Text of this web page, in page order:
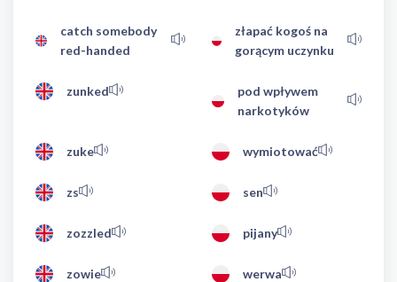
catch somebody
red-handed
złapać kogoś na
gorącym uczynku
zunked
pod wpływem
narkotyków
zuke wymiotować
zs sen
zozzled pijany
zowie werwa